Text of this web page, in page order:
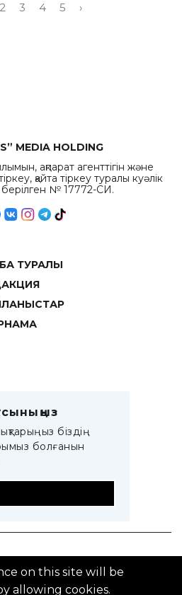
2 3 4 5 ›
MEDIA HOLDING
ақпарат агенттігін және
қайта тіркеу туралы куәлік
№ 17772-СИ.
ТУРАЛЫ
біздің
болғанын
ZTB.KZ
on this site will be
allowing cookies.